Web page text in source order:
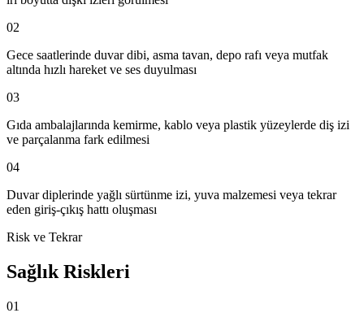
02
Gece saatlerinde duvar dibi, asma tavan, depo rafı veya mutfak
altında hızlı hareket ve ses duyulması
03
Gıda ambalajlarında kemirme, kablo veya plastik yüzeylerde diş izi
ve parçalanma fark edilmesi
04
Duvar diplerinde yağlı sürtünme izi, yuva malzemesi veya tekrar
eden giriş-çıkış hattı oluşması
Risk ve Tekrar
Sağlık Riskleri
01